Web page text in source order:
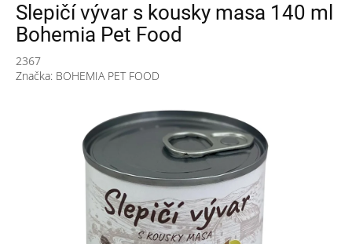
Slepičí vývar s kousky masa 140 ml
Bohemia Pet Food
2367
Značka: BOHEMIA PET FOOD